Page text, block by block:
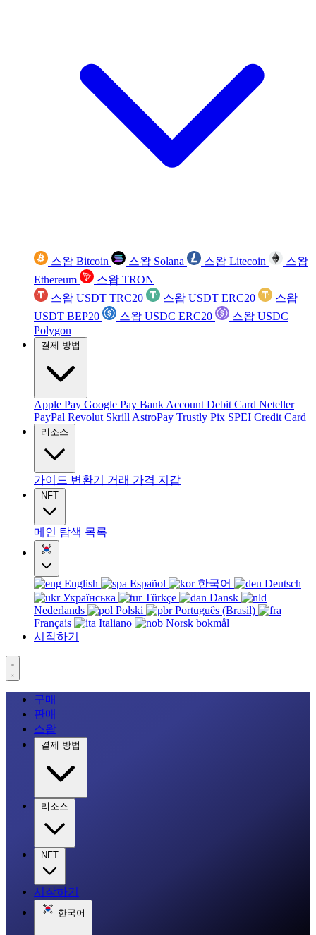
스왑 Bitcoin 스왑 Solana 스왑 Litecoin
스왑
Ethereum
스왑 TRON
스왑 USDT TRC20
스왑 USDT ERC20
스왑
USDT BEP20
스왑 USDC ERC20
스왑 USDC
Polygon
결제 방법
Apple Pay Google Pay Bank Account Debit Card Neteller
PayPal Revolut Skrill AstroPay Trustly Pix SPEI Credit Card
리소스
가이드 변환기 거래 가격 지갑
NFT
메인 탐색 목록
English Español 한국어
Deutsch
Українська
Türkçe
Dansk
Nederlands
Polski
Português (Brasil)
Français
Italiano
Norsk bokmål
시작하기
구매
판매
스왑
결제 방법
리소스
NFT
시작하기
한국어